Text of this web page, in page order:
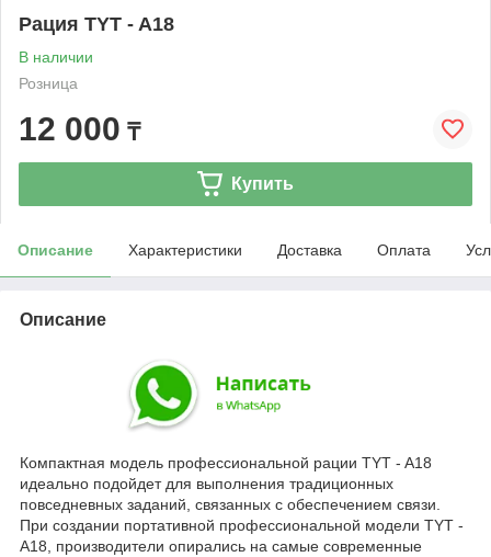
Рация TYT - A18
В наличии
Розница
12 000 ₸
Купить
Описание Характеристики Доставка Оплата
Описание
Компактная модель профессиональной рации TYT - A18
идеально подойдет для выполнения традиционных
повседневных заданий, связанных с обеспечением связи.
При создании портативной профессиональной модели TYT -
A18, производители опирались на самые современные